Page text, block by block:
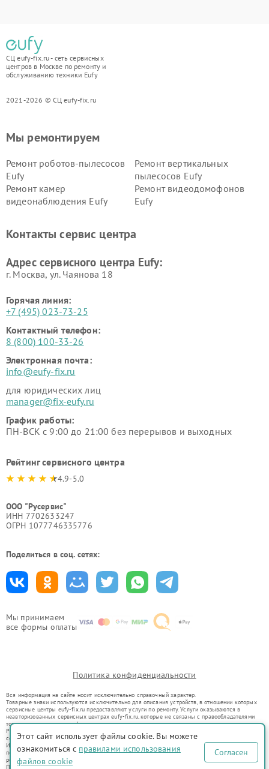
СЦ eufy-fix.ru - сеть сервисных
центров в Москве по ремонту и
обслуживанию техники Eufy
2021-2026 © СЦ eufy-fix.ru
Мы принимаем
все формы оплаты
Мы ремонтируем
Ремонт роботов-пылесосов
Eufy
Ремонт вертикальных
пылесосов Eufy
Ремонт камер
видеонаблюдения Eufy
Ремонт видеодомофонов
Eufy
Контакты сервис центра
Адрес сервисного центра Eufy:
г. Москва, ул. Чаянова 18
Горячая линия:
+7 (495) 023-73-25
Контактный телефон:
8 (800) 100-33-26
Электронная почта:
info@eufy-fix.ru
для юридических лиц
manager@fix-eufy.ru
График работы:
ПН-ВСК с 9:00 до 21:00 без перерывов и выходных
Рейтинг сервисного центра
4.9-5.0
ООО "Русервис"
ИНН 7702633247
ОГРН 1077746335776
Поделиться в соц. сетях:
Политика конфиденциальности
Вся информация на сайте носит исключительно справочный характер.
Товарные знаки используются исключительно для описания устройств, в отношении которых
сервисные центры eufy-fix.ru предоставляют услуги по ремонту. Услуги оказываются в
неавторизованных сервисных центрах eufy-fix.ru, которые не связаны с правообладателями
товарных знаков или их официальными представителями.
Ремонт осуществляется для устройств, уже введенных в гражданский оборот в соответствии
со статьей 1487 ГК РФ.
Использование товарных знаков не преследует цели индивидуализации услуг или введения
потребителей в заблуждение, а служит для информирования о предоставляемых услугах по
ремонту техники указанных брендов.
Представленная на сайте информация не является публичной офертой, определяемой
Этот сайт использует файлы cookie. Вы можете
ознакомиться с правилами использования
файлов cookie
Согласен